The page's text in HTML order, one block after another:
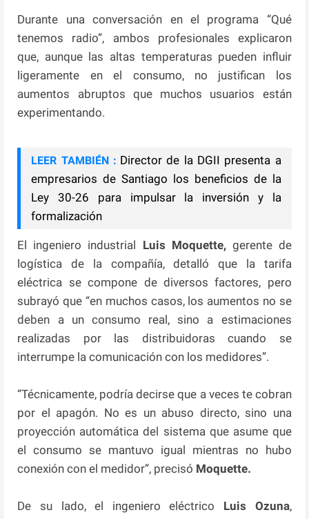
Durante una conversación en el programa “Qué
tenemos radio”, ambos profesionales explicaron
que, aunque las altas temperaturas pueden influir
ligeramente en el consumo, no justifican los
aumentos abruptos que muchos usuarios están
experimentando.
LEER TAMBIÉN : Director de la DGII presenta a
empresarios de Santiago los beneficios de la
Ley 30-26 para impulsar la inversión y la
formalización
El ingeniero industrial Luis Moquette,gerente de
logística de la compañía, detalló que la tarifa
eléctrica se compone de diversos factores, pero
subrayó que “en muchos casos, los aumentos no se
deben a un consumo real, sino a estimaciones
realizadas por las distribuidoras cuando se
interrumpe la comunicación con los medidores”.
“Técnicamente, podría decirse que a veces te cobran
por el apagón. No es un abuso directo, sino una
proyección automática del sistema que asume que
el consumo se mantuvo igual mientras no hubo
conexión con el medidor”, precisó Moquette.
De su lado, el ingeniero eléctrico Luis Ozuna,